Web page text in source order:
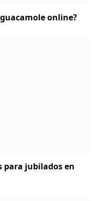
online?
para jubilados en